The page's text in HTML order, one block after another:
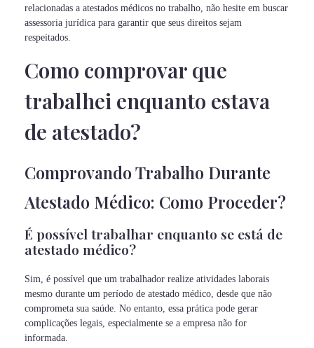
relacionadas a atestados médicos no trabalho, não hesite em buscar
assessoria jurídica para garantir que seus direitos sejam
respeitados.
Como comprovar que
trabalhei enquanto estava
de atestado?
Comprovando Trabalho Durante
Atestado Médico: Como Proceder?
É possível trabalhar enquanto se está de
atestado médico?
Sim, é possível que um trabalhador realize atividades laborais
mesmo durante um período de atestado médico, desde que não
comprometa sua saúde. No entanto, essa prática pode gerar
complicações legais, especialmente se a empresa não for
informada.